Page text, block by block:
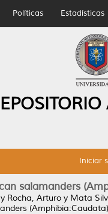
Políticas Estadísticas
Iniciar
salamanders
y Rocha, Arturo y Mata